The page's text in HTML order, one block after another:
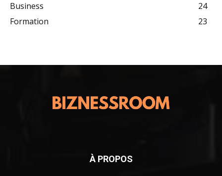
Business
24
Formation
23
À PROPOS